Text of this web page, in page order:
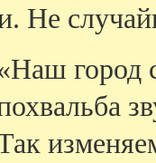
Не
город